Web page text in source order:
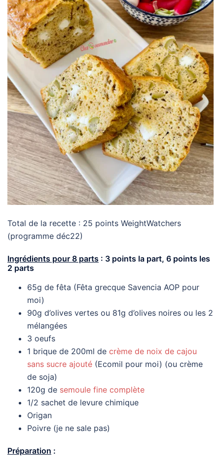
Total de la recette : 25 points WeightWatchers
(programme déc22)
Ingrédients pour 8 parts : 3 points la part, 6 points les
2 parts
65g de fêta (Fêta grecque Savencia AOP pour
moi)
90g d’olives vertes ou 81g d’olives noires ou les 2
mélangées
3 oeufs
1 brique de 200ml de crème de noix de cajou
sans sucre ajouté (Ecomil pour moi) (ou crème
de soja)
120g de semoule fine complète
1/2 sachet de levure chimique
Origan
Poivre (je ne sale pas)
Préparation :